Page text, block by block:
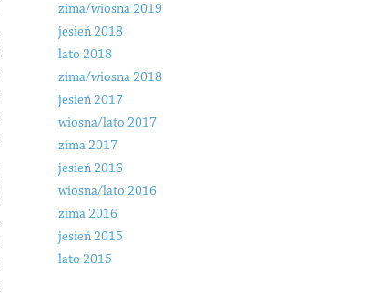
zima/wiosna 2019
jesień 2018
lato 2018
zima/wiosna 2018
jesień 2017
wiosna/lato 2017
zima 2017
jesień 2016
wiosna/lato 2016
zima 2016
jesień 2015
lato 2015